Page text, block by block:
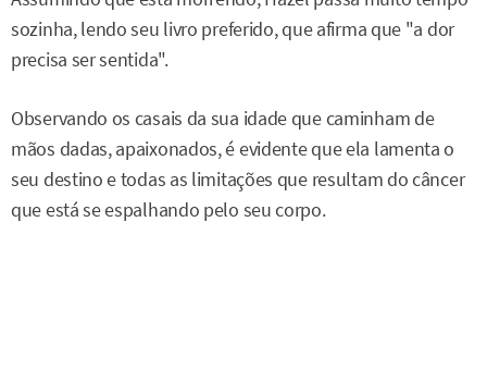
sozinha, lendo seu livro preferido, que afirma que "a dor
precisa ser sentida".
Observando os casais da sua idade que caminham de
mãos dadas, apaixonados, é evidente que ela lamenta o
seu destino e todas as limitações que resultam do câncer
que está se espalhando pelo seu corpo.